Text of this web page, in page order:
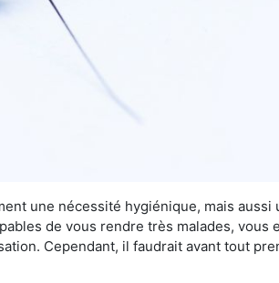
une nécessité hygiénique, mais
de vous rendre très malades,
Cependant, il faudrait avant tout